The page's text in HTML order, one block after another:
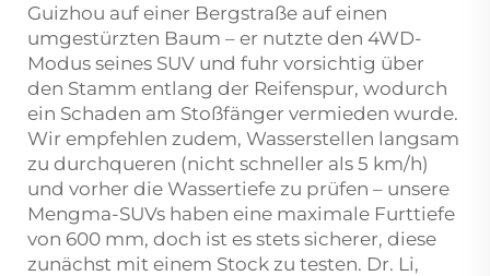
Guizhou auf einer Bergstraße auf einen
umgestürzten Baum – er nutzte den 4WD-
Modus seines SUV und fuhr vorsichtig über
den Stamm entlang der Reifenspur, wodurch
ein Schaden am Stoßfänger vermieden wurde.
Wir empfehlen zudem, Wasserstellen langsam
zu durchqueren (nicht schneller als 5 km/h)
und vorher die Wassertiefe zu prüfen – unsere
Mengma-SUVs haben eine maximale Furttiefe
von 600 mm, doch ist es stets sicherer, diese
zunächst mit einem Stock zu testen. Dr. Li,